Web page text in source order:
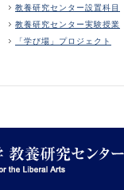
教養研究センター設置科目
教養研究センター実験授業
「学び場」プロジェクト